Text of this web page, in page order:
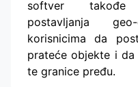
softver takođe
postavljanja
korisnicima da
prateće objekte i
te granice pređu.